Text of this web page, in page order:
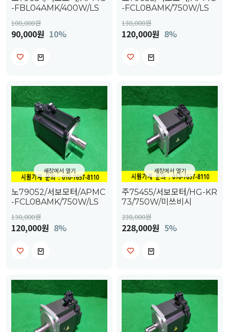
-FBL04AMK/400W/LS
100,000원
90,000원 10%
-FCL08AMK/750W/LS
130,000원
120,000원 8%
새창에서 열기
노79052/서보모터/APMC
-FCL08AMK/750W/LS
130,000원
120,000원 8%
새창에서 열기
주75455/서보모터/HG-KR
73/750W/미쓰비시
238,000원
228,000원 5%